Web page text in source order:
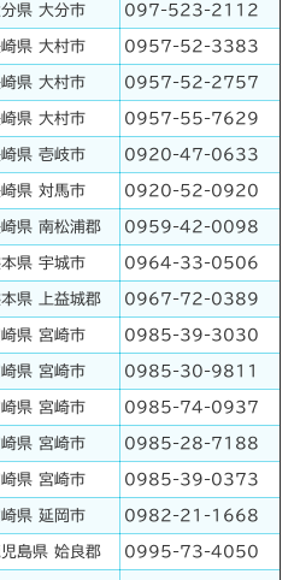
県 大分市 097-523-2112
県 大村市 0957-52-3383
県 大村市 0957-52-2757
県 大村市 0957-55-7629
県 壱岐市 0920-47-0633
県 対馬市 0920-52-0920
県 南松浦郡 0959-42-0098
県 宇城市 0964-33-0506
県 上益城郡 0967-72-0389
県 宮崎市 0985-39-3030
県 宮崎市 0985-30-9811
県 宮崎市 0985-74-0937
県 宮崎市 0985-28-7188
県 宮崎市 0985-39-0373
県 延岡市 0982-21-1668
島県 姶良郡 0995-73-4050